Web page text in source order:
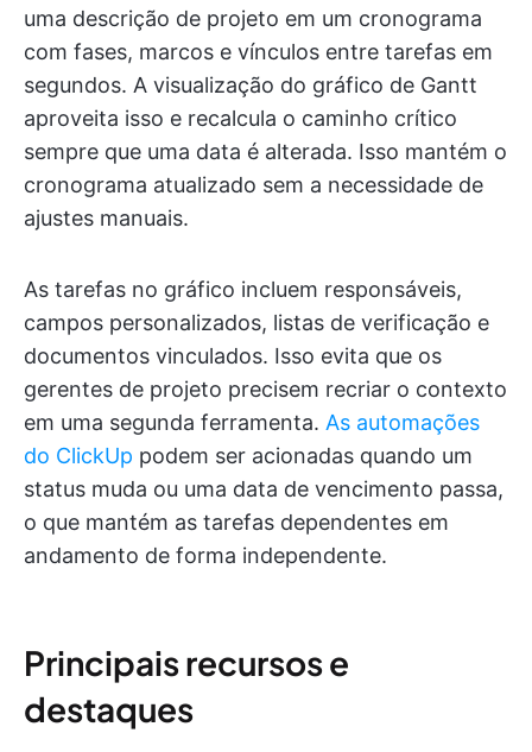
uma descrição de projeto em um cronograma
com fases, marcos e vínculos entre tarefas em
segundos. A visualização do gráfico de Gantt
aproveita isso e recalcula o caminho crítico
sempre que uma data é alterada. Isso mantém o
cronograma atualizado sem a necessidade de
ajustes manuais.
As tarefas no gráfico incluem responsáveis,
campos personalizados, listas de verificação e
documentos vinculados. Isso evita que os
gerentes de projeto precisem recriar o contexto
em uma segunda ferramenta. As automações
do ClickUp podem ser acionadas quando um
status muda ou uma data de vencimento passa,
o que mantém as tarefas dependentes em
andamento de forma independente.
Principais recursos e
destaques